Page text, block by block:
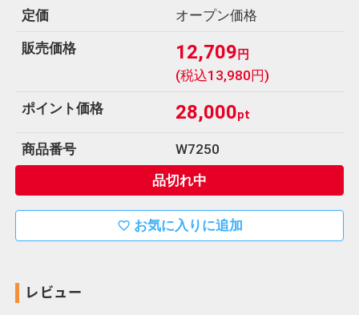
定価 オープン価格
販売価格 12,709 円
(税込13,980円)
ポイント価格 28,000pt
商品番号
W7250
品切れ中
favorite_border お気に入りに追加
レビュー